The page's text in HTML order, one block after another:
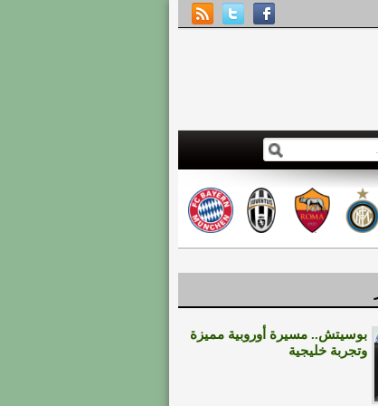
بوسيتش.. مسيرة أوروبية مميزة
وتجربة خليجية